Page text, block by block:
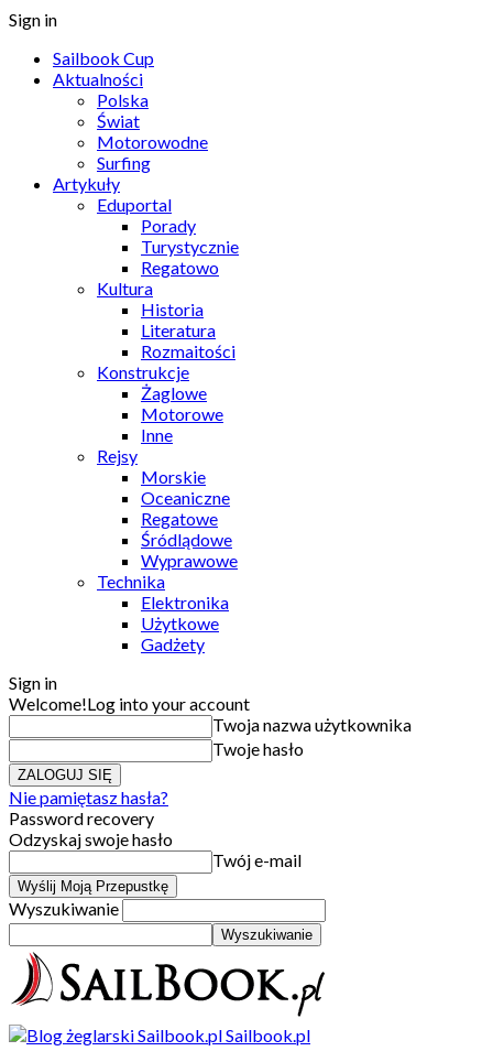
Sign in
Sailbook Cup
Aktualności
Polska
Świat
Motorowodne
Surfing
Artykuły
Eduportal
Porady
Turystycznie
Regatowo
Kultura
Historia
Literatura
Rozmaitości
Konstrukcje
Żaglowe
Motorowe
Inne
Rejsy
Morskie
Oceaniczne
Regatowe
Śródlądowe
Wyprawowe
Technika
Elektronika
Użytkowe
Gadżety
Sign in
Welcome!Log into your account
Twoja nazwa użytkownika
Twoje hasło
Nie pamiętasz hasła?
Password recovery
Odzyskaj swoje hasło
Twój e-mail
Wyszukiwanie
Sailbook.pl